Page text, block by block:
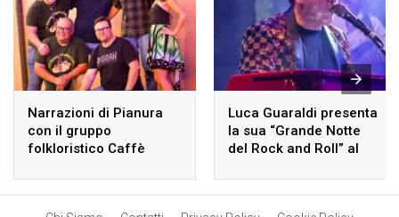
Narrazioni di Pianura
con il gruppo
folkloristico Caffè
Lambrusco
Luca Guaraldi presenta
la sua “Grande Notte
del Rock and Roll” al